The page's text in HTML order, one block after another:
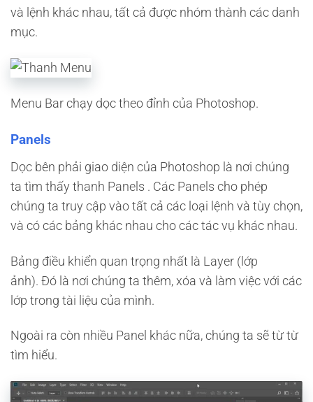
và lệnh khác nhau, tất cả được nhóm thành các danh
mục.
Menu Bar chạy dọc theo đỉnh của Photoshop.
Panels
Dọc bên phải giao diện của Photoshop là nơi chúng
ta tìm thấy thanh Panels . Các Panels cho phép
chúng ta truy cập vào tất cả các loại lệnh và tùy chọn,
và có các bảng khác nhau cho các tác vụ khác nhau.
Bảng điều khiển quan trọng nhất là Layer (lớp
ảnh). Đó là nơi chúng ta thêm, xóa và làm việc với các
lớp trong tài liệu của mình.
Ngoài ra còn nhiều Panel khác nữa, chúng ta sẽ từ từ
tìm hiểu.